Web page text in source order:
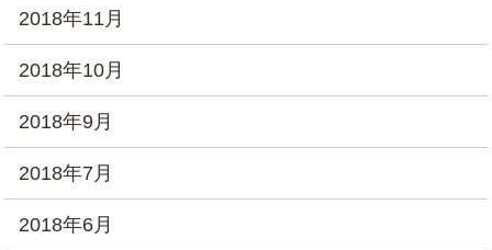
2018年11月
2018年10月
2018年9月
2018年7月
2018年6月